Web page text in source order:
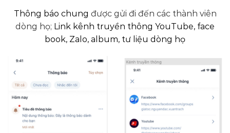
Thông báo chung được gửi đi đến các thành viên
dòng họ; Link kênh truyền thông YouTube, face
book, Zalo, album, tư liệu dòng họ